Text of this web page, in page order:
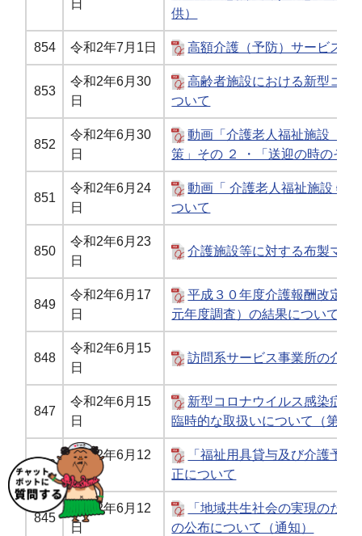
日
供）
854 令和2年7月1日 高額介護（予防）サービス
853
令和2年6月30
日
高齢者施設における新型コ
ついて
852
令和2年6月30
日
動画「介護老人福祉施設（
策」その ２ ・「送迎の時のそ
851
令和2年6月24
日
動画「 介護老人福祉施設 特
ついて
850
令和2年6月23
日
介護施設等に対する布製マス
849
令和2年6月17
日
平成３０年度介護報酬改定
元年度調査）の結果について（
848
令和2年6月15
日
訪問系サービス事業所の介
847
令和2年6月15
日
新型コロナウイルス感染症
臨時的な取扱いについて（第13
846
令和2年6月12
日
「福祉用具貸与及び介護予
正について
845
令和2年6月12
日
「地域共生社会の実現のた
の公布について（通知）